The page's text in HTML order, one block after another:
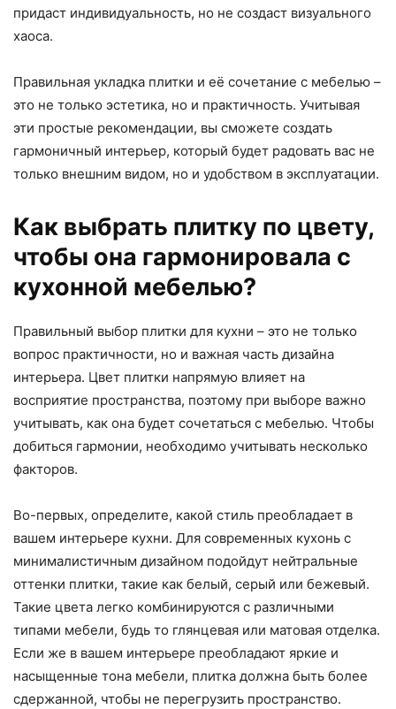
придаст индивидуальность, но не создаст визуального
хаоса.
Правильная укладка плитки и её сочетание с мебелью –
это не только эстетика, но и практичность. Учитывая
эти простые рекомендации, вы сможете создать
гармоничный интерьер, который будет радовать вас не
только внешним видом, но и удобством в эксплуатации.
Как выбрать плитку по цвету,
чтобы она гармонировала с
кухонной мебелью?
Правильный выбор плитки для кухни – это не только
вопрос практичности, но и важная часть дизайна
интерьера. Цвет плитки напрямую влияет на
восприятие пространства, поэтому при выборе важно
учитывать, как она будет сочетаться с мебелью. Чтобы
добиться гармонии, необходимо учитывать несколько
факторов.
Во-первых, определите, какой стиль преобладает в
вашем интерьере кухни. Для современных кухонь с
минималистичным дизайном подойдут нейтральные
оттенки плитки, такие как белый, серый или бежевый.
Такие цвета легко комбинируются с различными
типами мебели, будь то глянцевая или матовая отделка.
Если же в вашем интерьере преобладают яркие и
насыщенные тона мебели, плитка должна быть более
сдержанной, чтобы не перегрузить пространство.